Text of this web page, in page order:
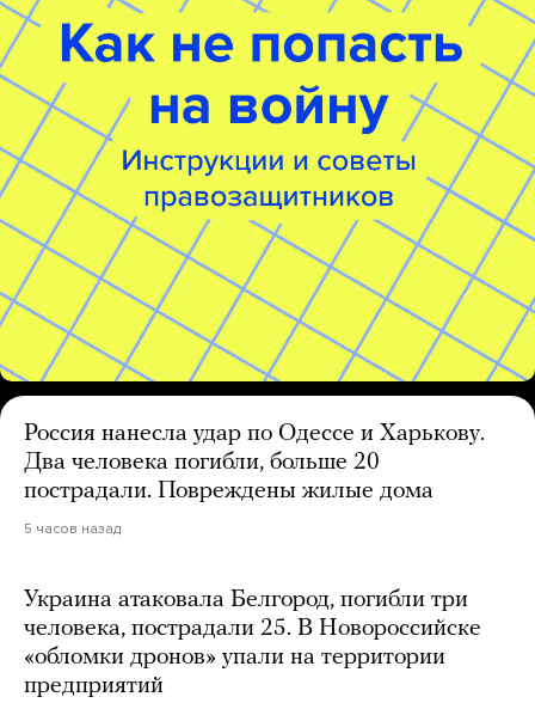
Россия нанесла удар по Одессе и Харькову.
Два человека погибли, больше 20
пострадали. Повреждены жилые дома
5 часов назад
Украина атаковала Белгород, погибли три
человека, пострадали 25. В Новороссийске
«обломки дронов» упали на территории
предприятий